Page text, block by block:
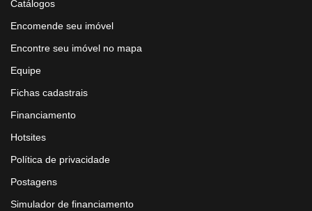
Catálogos
Encomende seu imóvel
Encontre seu imóvel no mapa
Equipe
Fichas cadastrais
Financiamento
Hotsites
Política de privacidade
Postagens
Simulador de financiamento